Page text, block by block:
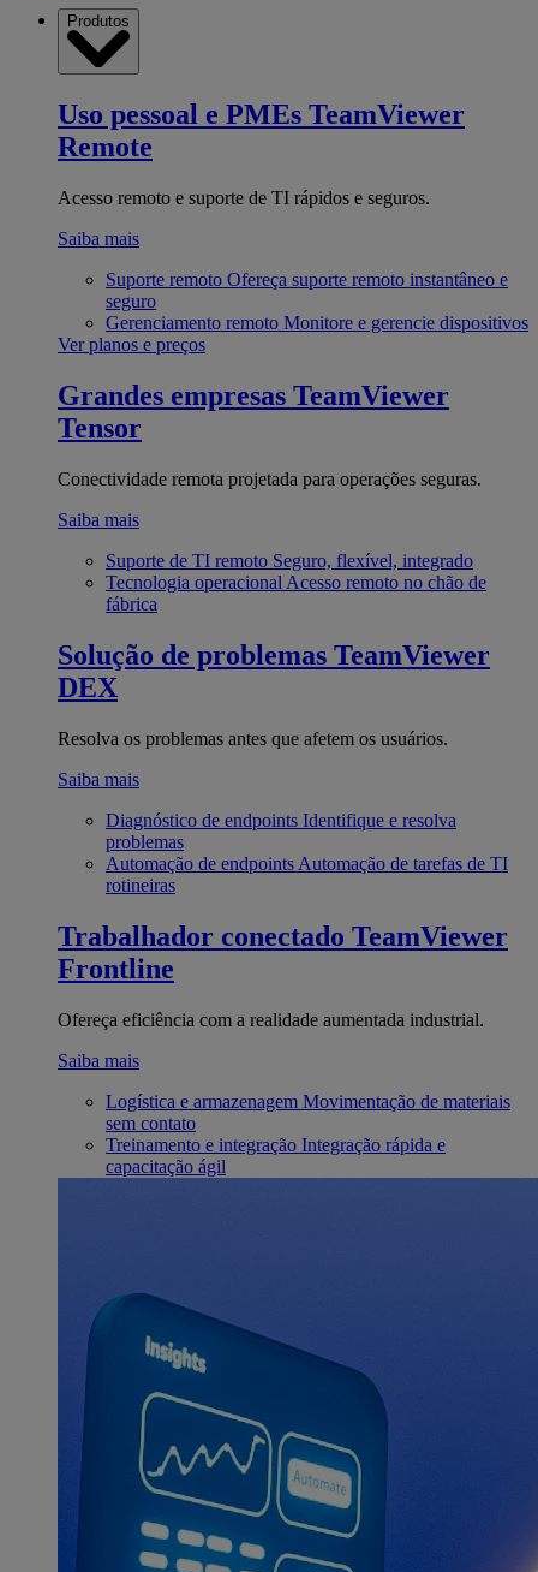
Produtos
Uso pessoal e PMEs TeamViewer
Remote
Acesso remoto e suporte de TI rápidos e seguros.
Saiba mais
Suporte remoto Ofereça suporte remoto instantâneo e
seguro
Gerenciamento remoto Monitore e gerencie dispositivos
Ver planos e preços
Grandes empresas TeamViewer
Tensor
Conectividade remota projetada para operações seguras.
Saiba mais
Suporte de TI remoto Seguro, flexível, integrado
Tecnologia operacional Acesso remoto no chão de
fábrica
Solução de problemas TeamViewer
DEX
Resolva os problemas antes que afetem os usuários.
Saiba mais
Diagnóstico de endpoints Identifique e resolva
problemas
Automação de endpoints Automação de tarefas de TI
rotineiras
Trabalhador conectado TeamViewer
Frontline
Ofereça eficiência com a realidade aumentada industrial.
Saiba mais
Logística e armazenagem Movimentação de materiais
sem contato
Treinamento e integração Integração rápida e
capacitação ágil